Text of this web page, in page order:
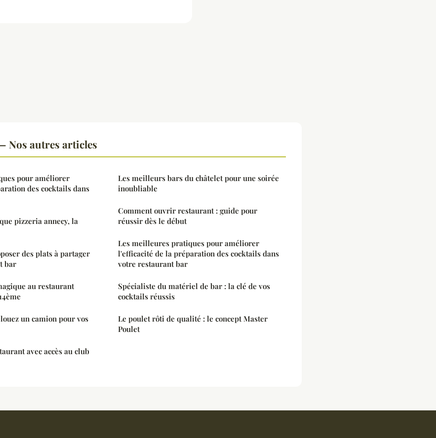
Nos autres articles
pour améliorer
des cocktails dans
pizzeria annecy, la
des plats à partager
bar
au restaurant
un camion pour vos
avec accès au club
Les meilleurs bars du châtelet pour une soirée
inoubliable
Comment ouvrir restaurant : guide pour
réussir dès le début
Les meilleures pratiques pour améliorer
l'efficacité de la préparation des cocktails dans
votre restaurant bar
Spécialiste du matériel de bar : la clé de vos
cocktails réussis
Le poulet rôti de qualité : le concept Master
Poulet